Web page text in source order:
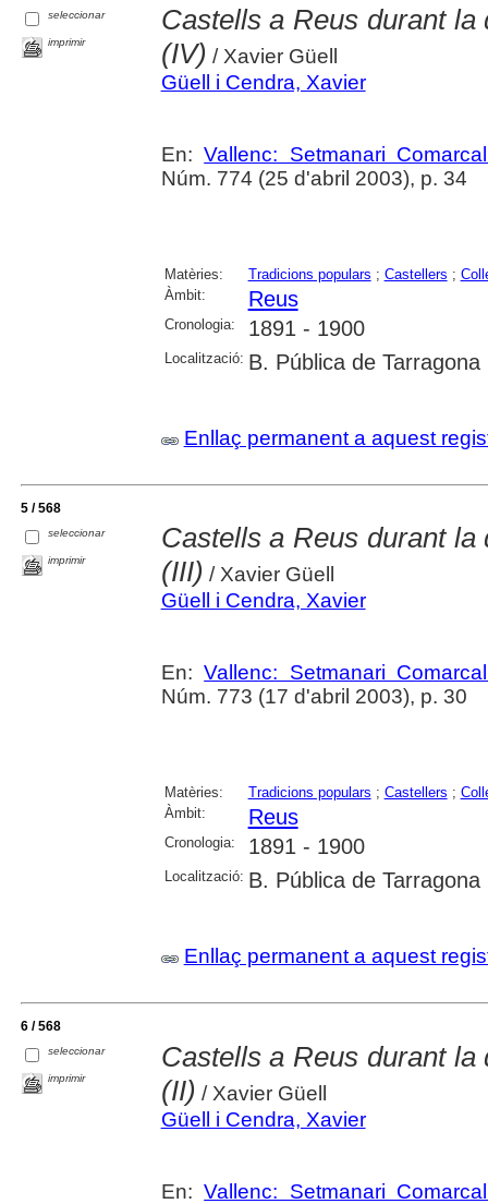
seleccionar
imprimir
Castells a Reus durant
(IV) / Xavier Güell
Güell i Cendra, Xavier
En:Vallenc: Setmanari
Núm. 774 (25 d'abril 2003), p. 34
Matèries: Tradicions populars ; Castellers ;
Àmbit:
Reus
Cronologia: 1891 - 1900
Localització: B. Pública de Tarragona
Enllaç permanent a aquest
5 / 568
seleccionar
imprimir
Castells a Reus durant
(III) / Xavier Güell
Güell i Cendra, Xavier
En:Vallenc: Setmanari
Núm. 773 (17 d'abril 2003), p. 30
Matèries: Tradicions populars ; Castellers ;
Àmbit:
Reus
Cronologia: 1891 - 1900
Localització: B. Pública de Tarragona
Enllaç permanent a aquest
6 / 568
seleccionar
imprimir
Castells a Reus durant
(II) / Xavier Güell
Güell i Cendra, Xavier
En:Vallenc: Setmanari